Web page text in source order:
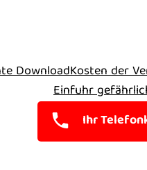
DownloadKosten der
Einfuhr
Ihr